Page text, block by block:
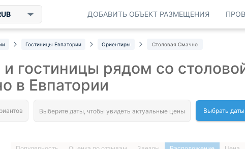
ДОБАВИТЬ ОБЪЕКТ РАЗМЕЩЕНИЯ
Гостиницы Евпатории Ориентиры Столовая Смачно
гостиницы рядом со
в Евпатории
Выбрать даты